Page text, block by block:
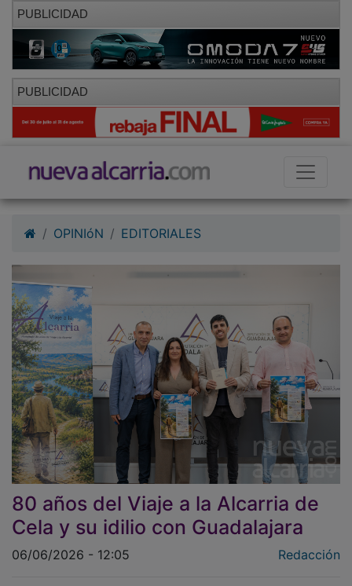
PUBLICIDAD
PUBLICIDAD
80 años del Viaje a la Alcarria de
Cela y su idilio con Guadalajara
06/06/2026 - 12:05